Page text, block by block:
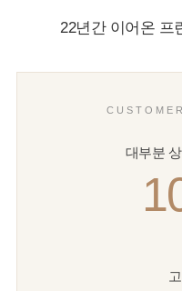
22년간 이어온 프
대부분